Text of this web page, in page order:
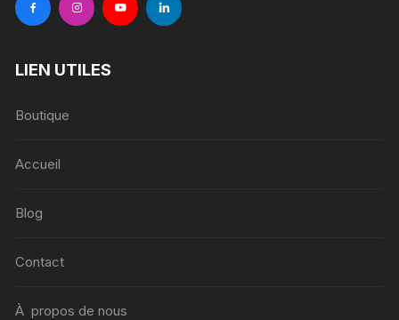
LIEN UTILES
Boutique
Accueil
Blog
Contact
À propos de nous